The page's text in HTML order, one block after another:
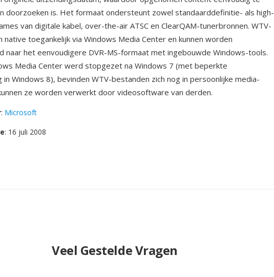
doorzoeken is. Het formaat ondersteunt zowel standaarddefinitie- als high-
van digitale kabel, over-the-air ATSC en ClearQAM-tunerbronnen. WTV-
native toegankelijk via Windows Media Center en kunnen worden
naar het eenvoudigere DVR-MS-formaat met ingebouwde Windows-tools.
Media Center werd stopgezet na Windows 7 (met beperkte
in Windows 8), bevinden WTV-bestanden zich nog in persoonlijke media-
ze worden verwerkt door videosoftware van derden.
: Microsoft
: 16 juli 2008
Veel Gestelde Vragen